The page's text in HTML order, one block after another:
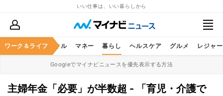
いい仕事は、いい暮らしから
ワーク＆ライフ
ア ビジネススキル マネー 暮らし ヘルスケア グルメ レジャー
Googleでマイナビニュースを優先表示する方法
主婦年金「必要」が半数超 - 「育児・介護で